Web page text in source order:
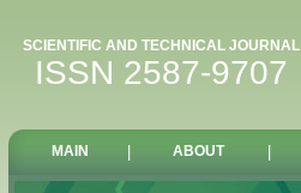
SCIENTIFIC AND TECHNICAL JOURNAL
ISSN 2587-9707
MAIN ABOUT